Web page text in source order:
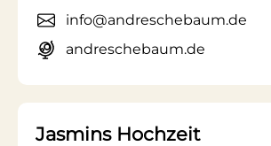
info@andreschebaum.de
andreschebaum.de
Jasmins Hochzeit